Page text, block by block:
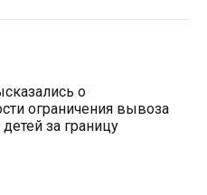
о
ограничения вывоза
за границу